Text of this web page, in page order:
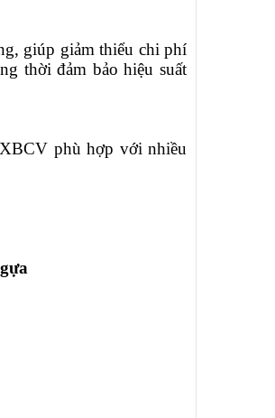
giúp giảm thiểu chi phí
thời đảm bảo hiệu suất
phù hợp với nhiều